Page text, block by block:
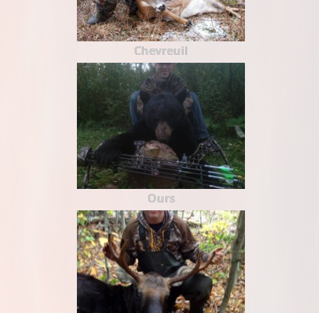
Chevreuil
Ours